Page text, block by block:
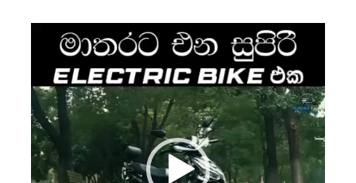
Player